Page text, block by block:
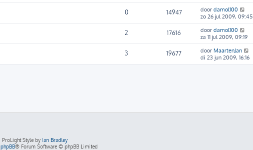
0 14947 door damol100
zo 26 jul 2009, 09:45
2 17616 door damol100
za 11 jul 2009, 09:19
3 19677 door MaartenJan
di 23 jun 2009, 16:16
ProLight Style by Ian Bradley
phpBB® Forum Software © phpBB Limited